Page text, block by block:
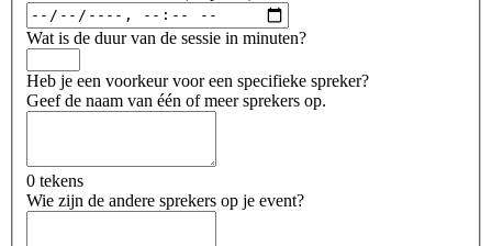
Wat is de duur van de sessie in minuten?
Heb je een voorkeur voor een specifieke spreker?
Geef de naam van één of meer sprekers op.
0 tekens
Wie zijn de andere sprekers op je event?